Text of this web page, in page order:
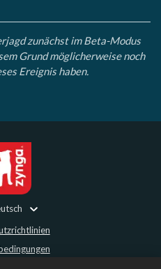
zunächst im Beta-Modus
Grund möglicherweise noch
Ereignis haben.